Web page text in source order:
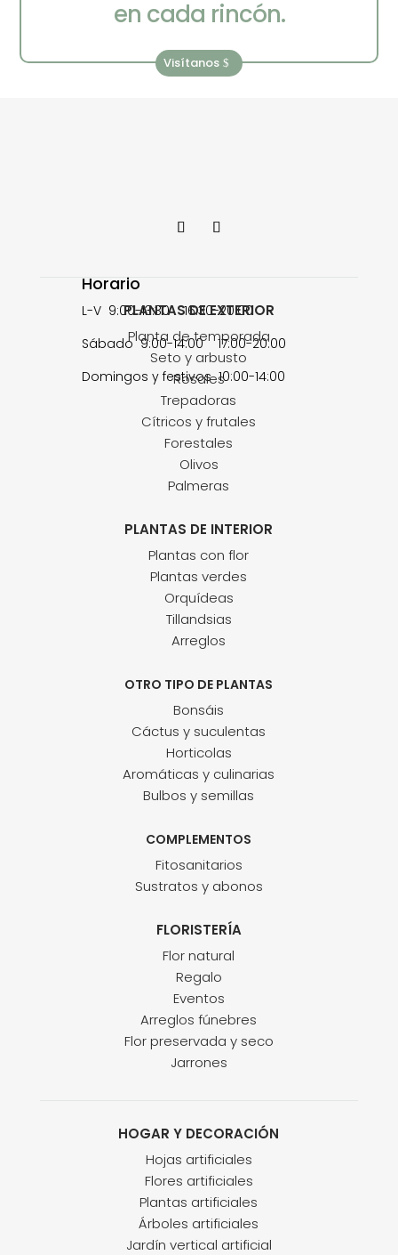
en cada rincón.
Visítanos
Horario
L-V 9:00-13:30 16:30-20:00
Sábado 9:00-14:00 17:00-20:00
Domingos y festivos 10:00-14:00
PLANTAS DE EXTERIOR
Planta de temporada
Seto y arbusto
Rosales
Trepadoras
Cítricos y frutales
Forestales
Olivos
Palmeras
PLANTAS DE INTERIOR
Plantas con flor
Plantas verdes
Orquídeas
Tillandsias
Arreglos
OTRO TIPO DE PLANTAS
Bonsáis
Cáctus y suculentas
Horticolas
Aromáticas y culinarias
Bulbos y semillas
COMPLEMENTOS
Fitosanitarios
Sustratos y abonos
FLORISTERÍA
Flor natural
Regalo
Eventos
Arreglos fúnebres
Flor preservada y seco
Jarrones
HOGAR Y DECORACIÓN
Hojas artificiales
Flores artificiales
Plantas artificiales
Árboles artificiales
Jardín vertical artificial